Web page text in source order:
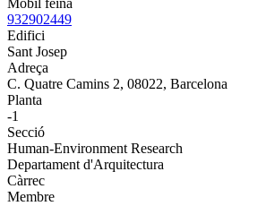
Mòbil feina
932902449
Edifici
Sant Josep
Adreça
C. Quatre Camins 2, 08022, Barcelona
Planta
-1
Secció
Human-Environment Research
Departament d'Arquitectura
Càrrec
Membre